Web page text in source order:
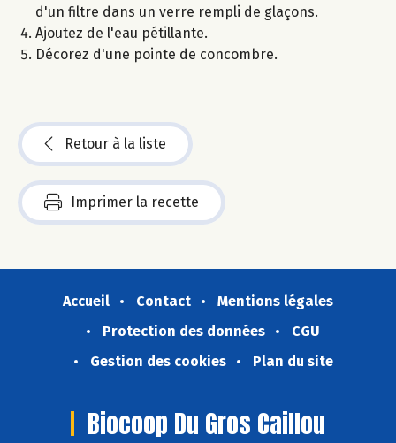
d'un filtre dans un verre rempli de glaçons.
Ajoutez de l'eau pétillante.
Décorez d'une pointe de concombre.
Retour à la liste
Imprimer la recette
Accueil Contact
Mentions légales
Protection des données
CGU
Gestion des cookies
Plan du site
Biocoop Du Gros Caillou